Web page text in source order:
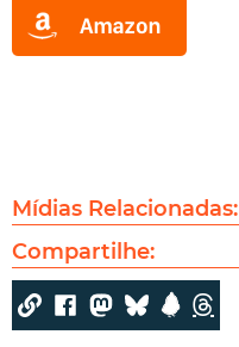
Mídias Relacionadas:
Compartilhe: